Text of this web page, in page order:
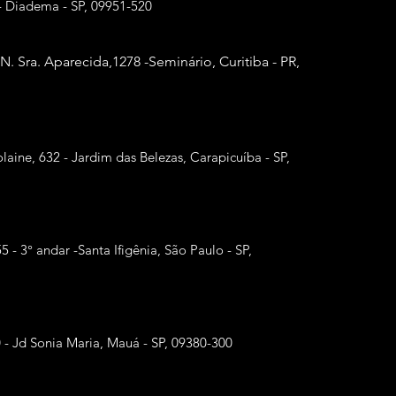
- SP, 09951-520
Sra. Aparecida,1278 -Seminário, Curitiba - PR,
632 - Jardim das Belezas, Carapicuíba - SP,
- 3° andar -Santa Ifigênia, São Paulo - SP,
Jd Sonia Maria, Mauá - SP, 09380-300